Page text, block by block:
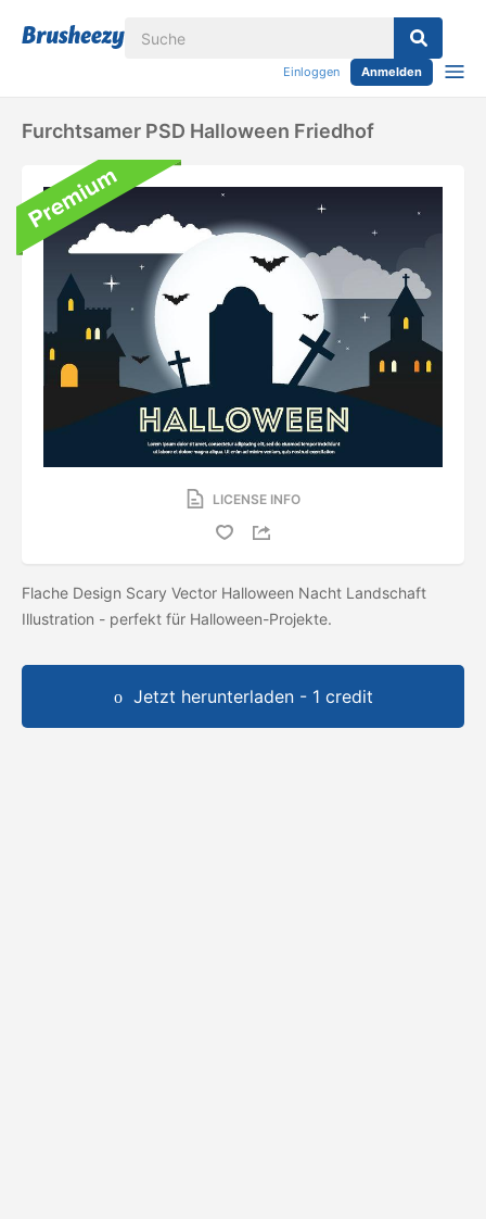
Einloggen Anmelden
Furchtsamer PSD Halloween Friedhof
LICENSE INFO
Flache Design Scary Vector Halloween Nacht Landschaft
Illustration - perfekt für Halloween-Projekte.
Jetzt herunterladen - 1 credit